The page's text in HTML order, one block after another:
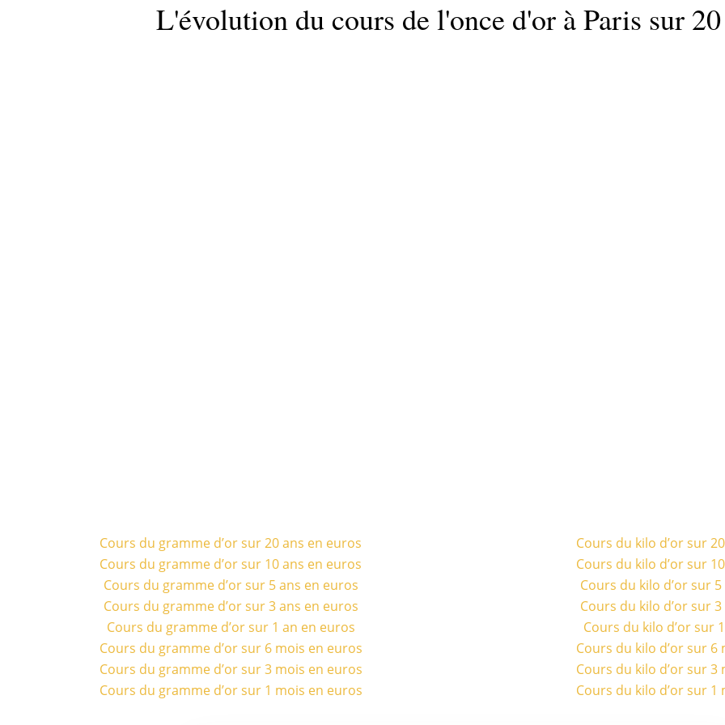
L'évolution du cours de l'once d'or à Paris sur
Cours du gramme d’or sur 20 ans en euros
Cours du gramme d’or sur 10 ans en euros
Cours du gramme d’or sur 5 ans en euros
Cours du gramme d’or sur 3 ans en euros
Cours du gramme d’or sur 1 an en euros
Cours du gramme d’or sur 6 mois en euros
Cours du gramme d’or sur 3 mois en euros
Cours du gramme d’or sur 1 mois en euros
Cours du kilo d’or sur
Cours du kilo d’or sur
Cours du kilo d’or sur
Cours du kilo d’or sur
Cours du kilo d’or sur
Cours du kilo d’or sur 6
Cours du kilo d’or sur 3
Cours du kilo d’or sur 1